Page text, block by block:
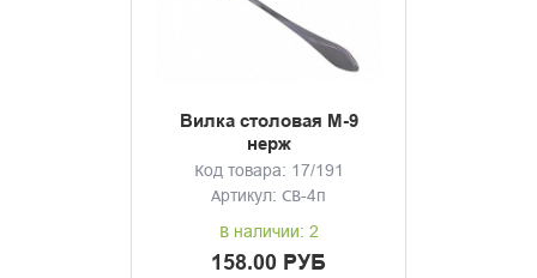
Вилка столовая М-9
нерж
Код товара: 17/191
Артикул: СВ-4п
В наличии: 2
158.00 РУБ